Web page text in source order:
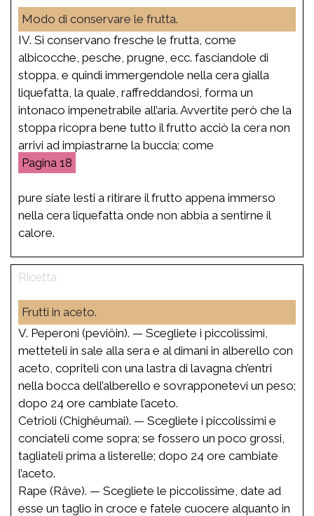
Modo di conservare le frutta.
IV. Si conservano fresche le frutta, come
albicocche, pesche, prugne, ecc. fasciandole di
stoppa, e quindi immergendole nella cera gialla
liquefatta, la quale, raffreddandosi, forma un
intonaco impenetrabile all’aria. Avvertite però che la
stoppa ricopra bene tutto il frutto acciò la cera non
arrivi ad impiastrarne la buccia; come
18
pure siate lesti a ritirare il frutto appena immerso
nella cera liquefatta onde non abbia a sentirne il
calore.
Frutti in aceto.
V. Peperoni (peviöin). — Scegliete i piccolissimi,
metteteli in sale alla sera e al dimani in alberello con
aceto, copriteli con una lastra di lavagna ch’entri
nella bocca dell’alberello e sovrapponetevi un peso;
dopo 24 ore cambiate l’aceto.
Cetrioli (Chighêumai). — Scegliete i piccolissimi e
conciateli come sopra; se fossero un poco grossi,
tagliateli prima a listerelle; dopo 24 ore cambiate
l’aceto.
Rape (Râve). — Scegliete le piccolissime, date ad
esse un taglio in croce e fatele cuocere alquanto in